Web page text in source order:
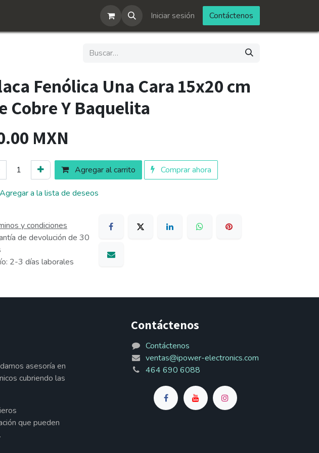
Iniciar sesión Contáctenos
Fenólica Una Cara 15x20 cm
Cobre Y Baquelita
MXN
Agregar al carrito Comprar ahora
Agregar a la lista de deseos
y condiciones
de devolución de 30
2-3 días laborales
asesoría en
cubriendo las
que pueden
Contáctenos
Contáctenos
ventas@ipower-electronics.com
464 690 6088